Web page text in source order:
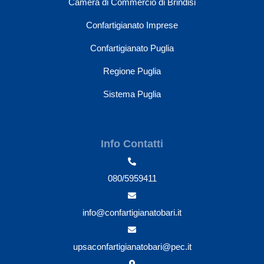
Camera di Commercio di Brindisi
Confartigianato Imprese
Confartigianato Puglia
Regione Puglia
Sistema Puglia
Info Contatti
080/5959411
info@confartigianatobari.it
upsaconfartigianatobari@pec.it